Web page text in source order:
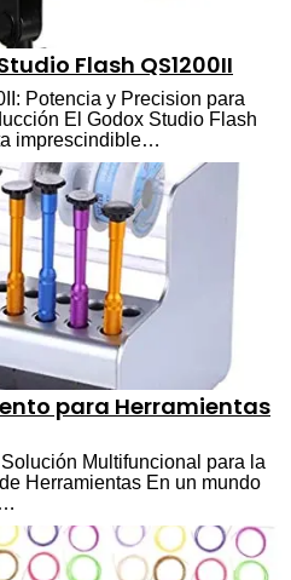
Flash QS1200II
Potencia y Precision para
El Godox Studio Flash
imprescindible…
para Herramientas
Multifuncional para la
Herramientas En un mundo